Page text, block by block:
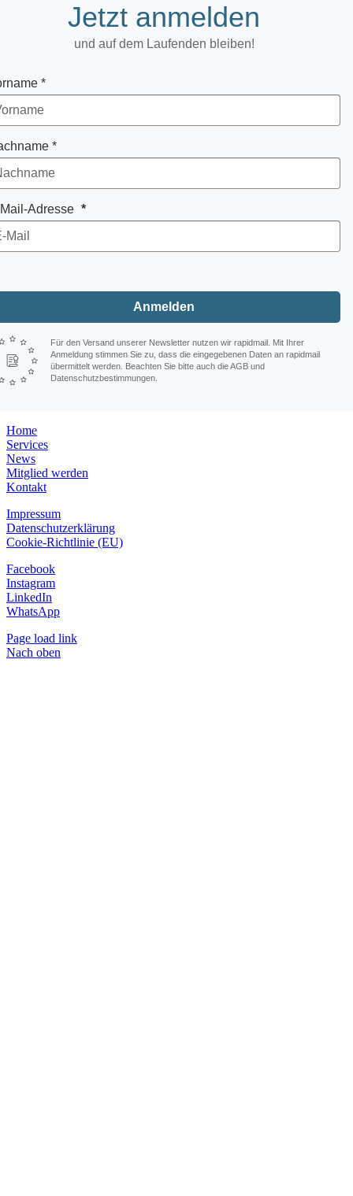
Jetzt anmelden
und auf dem Laufenden bleiben!
*
*
Adresse
Anmelden
Für den Versand unserer Newsletter nutzen wir rapidmail. Mit Ihrer
Anmeldung stimmen Sie zu, dass die eingegebenen Daten an rapidmail
übermittelt werden. Beachten Sie bitte auch die AGB und
Datenschutzbestimmungen.
Home
Services
News
Mitglied werden
Kontakt
Impressum
Datenschutzerklärung
Cookie-Richtlinie (EU)
Facebook
Instagram
LinkedIn
WhatsApp
Page load link
Nach oben